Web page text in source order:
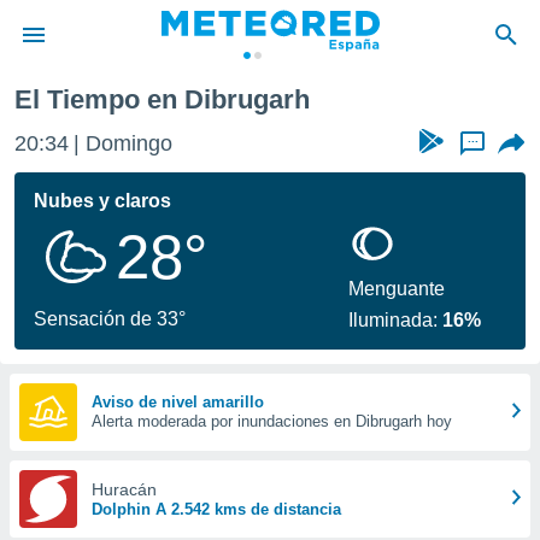
de
por
se
calidad.
a este
las
y
forma
digital
basada
El Tiempo en Dibrugarh
20:34 Domingo ...
Nubes y claros
28°
Sensación de 33°
Menguante
Iluminada: 16%
Aviso de nivel amarillo
Alerta moderada por inundaciones en Dibrugarh hoy
Huracán
Dolphin A 2.542 kms de distancia